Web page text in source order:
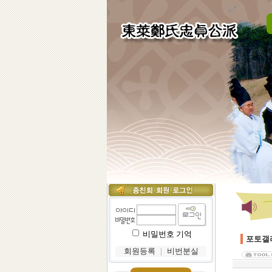
비밀번호 기억
회원등록
비번분실
포토갤